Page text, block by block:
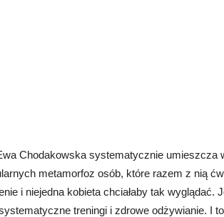
Chodakowska systematycznie umieszcza
metamorfoz osób, które razem z nią
i niejedna kobieta chciałaby tak wyglądać.
treningi i zdrowe odżywianie. I